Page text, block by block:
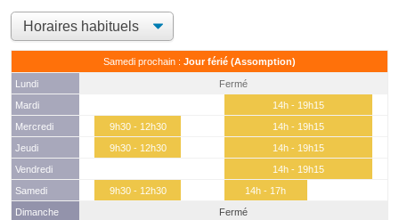
Samedi prochain : Jour férié (Assomption)
Lundi
Fermé
Mardi
14h - 19h15
Mercredi
9h30 - 12h30
14h - 19h15
Jeudi
9h30 - 12h30
14h - 19h15
Vendredi
14h - 19h15
Samedi
9h30 - 12h30
14h - 17h
Dimanche
Fermé